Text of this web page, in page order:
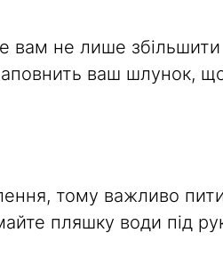
вам не лише збільшити
ваш шлунок,
тому важливо
пляшку води під